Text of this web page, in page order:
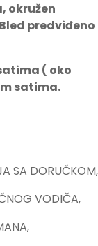
okružen
predviđeno
( oko
satima.
SA DORUČKOM,
VODIČA,